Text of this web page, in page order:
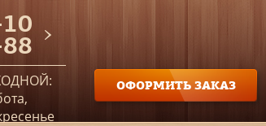
ОФОРМИТЬ ЗАКАЗ